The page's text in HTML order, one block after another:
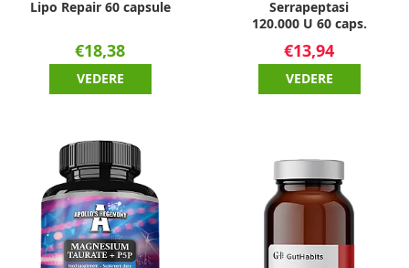
Lipo Repair 60 capsule
€18,38
VEDERE
Serrapeptasi
120.000 U 60 caps.
€13,94
VEDERE